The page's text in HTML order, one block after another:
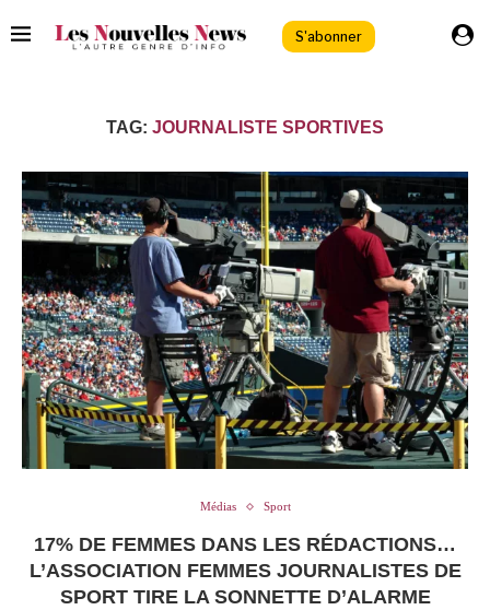
S'abonner
TAG: JOURNALISTE SPORTIVES
Médias Sport
17% DE FEMMES DANS LES RÉDACTIONS…
L’ASSOCIATION FEMMES JOURNALISTES DE
SPORT TIRE LA SONNETTE D’ALARME